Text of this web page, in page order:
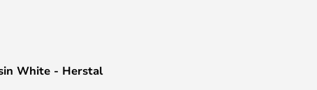
White - Herstal